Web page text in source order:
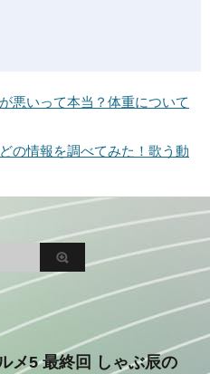
悪いって本当？体重について
の情報を調べてみた！歌う動
メ5 最終回 しゃぶ辰の